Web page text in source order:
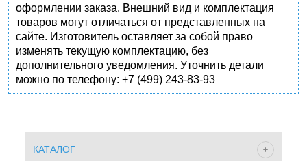
оформлении заказа. Внешний вид и комплектация
товаров могут отличаться от представленных на
сайте. Изготовитель оставляет за собой право
изменять текущую комплектацию, без
дополнительного уведомления. Уточнить детали
можно по телефону: +7 (499) 243-83-93
КАТАЛОГ